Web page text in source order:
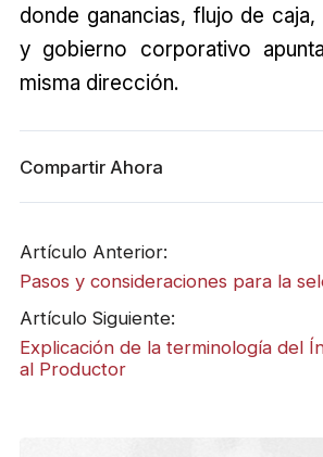
donde ganancias, flujo de caja,
y gobierno corporativo
misma dirección.
Compartir Ahora
Artículo Anterior:
Pasos y consideraciones para la
Artículo Siguiente:
Explicación de la terminología del
al Productor